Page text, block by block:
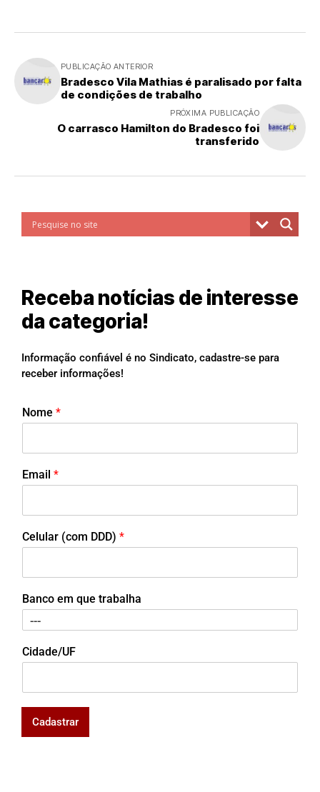
PUBLICAÇÃO ANTERIOR
Bradesco Vila Mathias é paralisado por falta
de condições de trabalho
PRÓXIMA PUBLICAÇÃO
O carrasco Hamilton do Bradesco foi
transferido
Receba notícias de interesse
da categoria!
Informação confiável é no Sindicato, cadastre-se para
receber informações!
Nome *
Email *
Celular (com DDD) *
Banco em que trabalha
Cidade/UF
Cadastrar